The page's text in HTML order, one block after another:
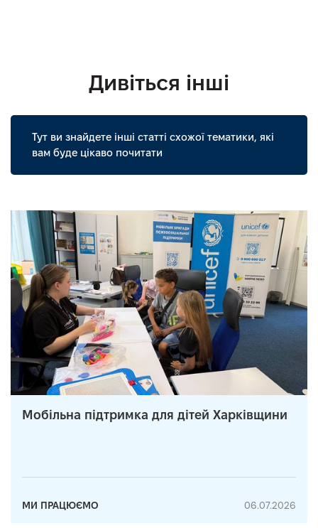
Дивіться інші
Тут ви знайдете інші статті схожої тематики, які
вам буде цікаво почитати
Мобільна підтримка для дітей Харківщини
МИ ПРАЦЮЄМО 06.07.2026